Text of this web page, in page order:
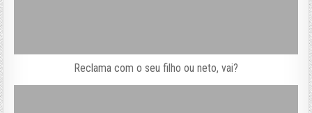
Reclama com o seu filho ou neto, vai?